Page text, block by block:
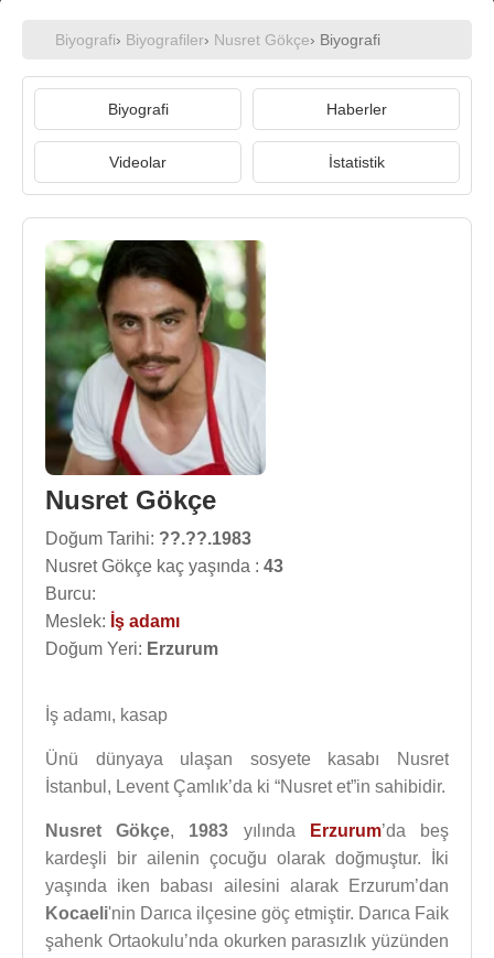
Biyografi› Biyografiler› Nusret Gökçe› Biyografi
Biyografi Haberler
Videolar İstatistik
Nusret Gökçe
Doğum Tarihi: ??.??.1983
Nusret Gökçe kaç yaşında : 43
Burcu:
Meslek: İş adamı
Doğum Yeri: Erzurum
İş adamı, kasap
Ünü dünyaya ulaşan sosyete kasabı Nusret
İstanbul, Levent Çamlık’da ki “Nusret et”in sahibidir.
Nusret Gökçe, 1983 yılında Erzurum’da beş
kardeşli bir ailenin çocuğu olarak doğmuştur. İki
yaşında iken babası ailesini alarak Erzurum’dan
Kocaeli'nin Darıca ilçesine göç etmiştir. Darıca Faik
şahenk Ortaokulu’nda okurken parasızlık yüzünden